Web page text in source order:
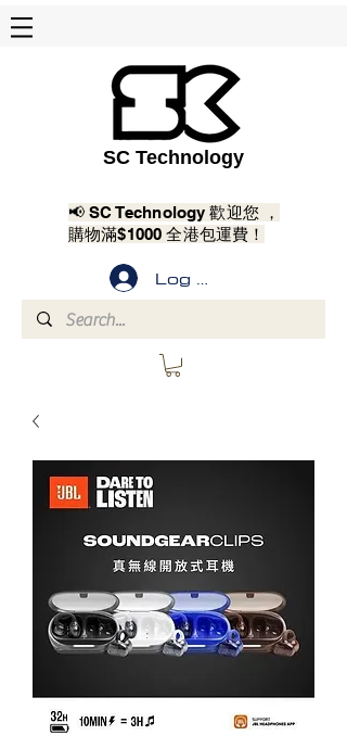
SC Technology
📢 SC Technology 歡迎您 ，
購物滿$1000 全港包運費！
Log In